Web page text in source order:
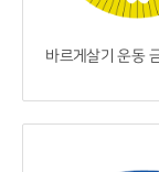
바르게살기 운동